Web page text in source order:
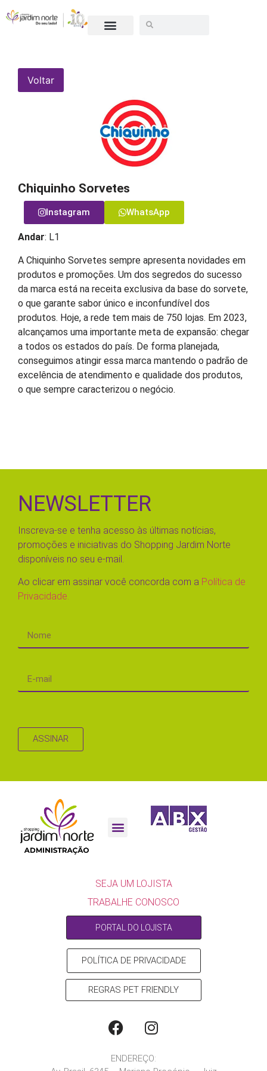
Voltar
Chiquinho Sorvetes
Instagram WhatsApp
Andar: L1
A Chiquinho Sorvetes sempre apresenta novidades em
produtos e promoções. Um dos segredos do sucesso
da marca está na receita exclusiva da base do sorvete,
o que garante sabor único e inconfundível dos
produtos. Hoje, a rede tem mais de 750 lojas. Em 2023,
alcançamos uma importante meta de expansão: chegar
a todos os estados do país. De forma planejada,
conseguimos atingir essa marca mantendo o padrão de
excelência de atendimento e qualidade dos produtos,
o que sempre caracterizou o negócio.
NEWSLETTER
Inscreva-se e tenha acesso às últimas notícias,
promoções e iniciativas do Shopping Jardim Norte
disponíveis no seu e-mail.
Ao clicar em assinar você concorda com a Política de
Privacidade.
ASSINAR
SEJA UM LOJISTA
TRABALHE CONOSCO
PORTAL DO LOJISTA
POLÍTICA DE PRIVACIDADE
REGRAS PET FRIENDLY
ENDEREÇO: